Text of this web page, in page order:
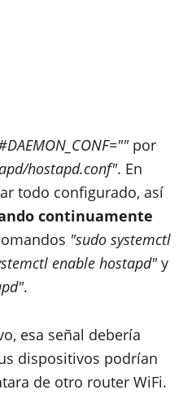
por
hostapd.conf". En
todo configurado, así
continuamente
"sudo systemctl
enable hostapd"y
.
esa señal debería
dispositivos podrían
de otro router WiFi.